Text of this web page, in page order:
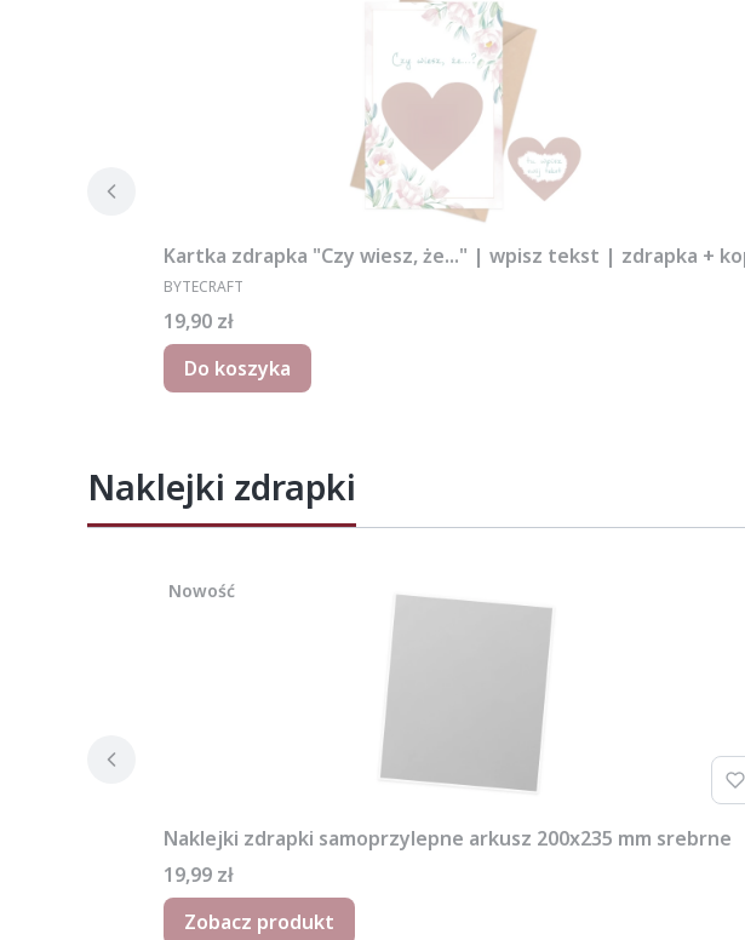
Kartka zdrapka "Czy wiesz, że..." | wpisz tekst | zdrapka +
PRODUCENT
BYTECRAFT
Cena
19,90 zł
Do koszyka
Naklejki zdrapki
Nowość
Naklejki zdrapki samoprzylepne arkusz 200x235 mm srebrne
Cena
19,99 zł
Zobacz produkt